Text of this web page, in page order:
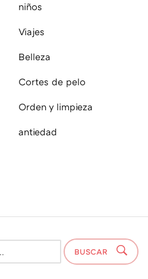
niños
Viajes
Belleza
Cortes de pelo
Orden y limpieza
antiedad
BUSCAR